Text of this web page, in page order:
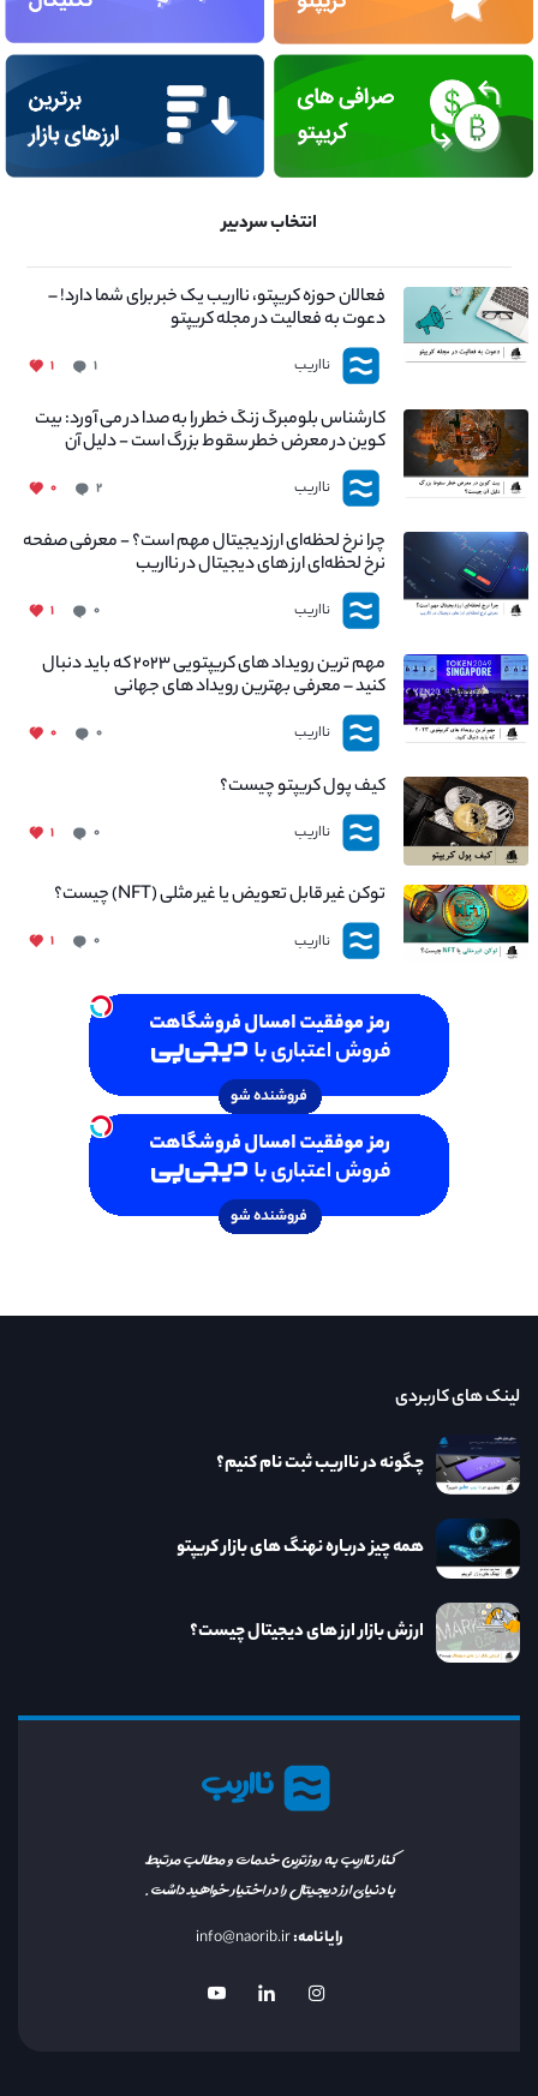
انتخاب سردبیر
فعالان حوزه کریپتو، نااریب یک خبر برای شما دارد! –
دعوت به فعالیت در مجله کریپتو
نااریب ۱ ۱
کارشناس بلومبرگ زنگ خطر را به صدا در می آورد: بیت
کوین در معرض خطر سقوط بزرگ است - دلیل آن
چیست؟
نااریب ۲ ۰
چرا نرخ لحظه‌ای ارزدیجیتال مهم است؟ - معرفی صفحه
نرخ لحظه‌ای ارز های دیجیتال در نااریب
نااریب ۰ ۱
مهم ترین رویداد های کریپتویی ۲۰۲۳ که باید دنبال
کنید – معرفی بهترین رویداد های جهانی
نااریب ۰ ۰
کیف پول کریپتو چیست؟
نااریب ۰ ۱
توکن غیر قابل تعویض یا غیر مثلی (NFT) چیست؟
نااریب ۰ ۱
نااریب
کنار نااریب به روزترین خدمات و مطالب مرتبط
با دنیای ارز دیجیتال را در اختیار خواهید داشت.
رایانامه:info@naorib.ir
لینک های کاربردی
چگونه در نااریب ثبت نام کنیم؟
همه چیز درباره نهنگ های بازار کریپتو
ارزش بازار ارز های دیجیتال چیست؟